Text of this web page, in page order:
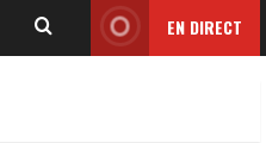
EN DIRECT